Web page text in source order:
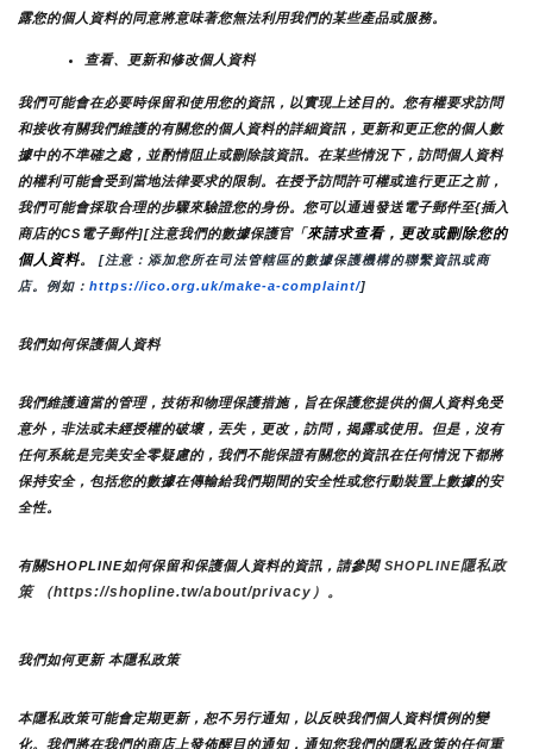
露您的個人資料的同意將意味著您無法利用我們的某些產品或服務。
查看、更新和修改個人資料
我們可能會在必要時保留和使用您的資訊，以實現上述目的。您有權要求訪問
和接收有關我們維護的有關您的個人資料的詳細資訊，更新和更正您的個人數
據中的不準確之處，並酌情阻止或刪除該資訊。在某些情況下，訪問個人資料
的權利可能會受到當地法律要求的限制。在授予訪問許可權或進行更正之前，
我們可能會採取合理的步驟來驗證您的身份。您可以通過發送電子郵件至{插入
商店的CS電子郵件][注意我們的數據保護官「來請求查看，更改或刪除您的
個人資料。
[注意：添加您所在司法管轄區的數據保護機構的聯繫資訊或商
店。例如： https://ico.org.uk/make-a-complaint/]
我們如何保護個人資料
我們維護適當的管理，技術和物理保護措施，旨在保護您提供的個人資料免受
意外，非法或未經授權的破壞，丟失，更改，訪問，揭露或使用。但是，沒有
任何系統是完美安全零疑慮的，我們不能保證有關您的資訊在任何情況下都將
保持安全，包括您的數據在傳輸給我們期間的安全性或您行動裝置上數據的安
全性。
有關SHOPLINE如何保留和保護個人資料的資訊，請參閱 SHOPLINE隱私政
策 （https://shopline.tw/about/privacy）。
我們如何更新 本隱私政策
本隱私政策可能會定期更新，恕不另行通知，以反映我們個人資料慣例的變
化。我們將在我們的商店上發佈醒目的通知，通知您我們的隱私政策的任何重